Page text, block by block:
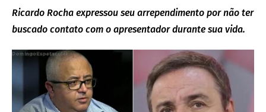
Ricardo Rocha expressou seu arrependimento por não ter
buscado contato com o apresentador durante sua vida.